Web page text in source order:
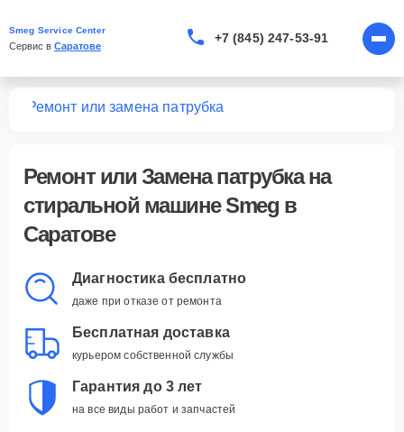
Smeg Service Center
Сервис в Саратове
+7 (845) 247-53-91
Ремонт или замена патрубка
Ремонт или Замена патрубкана
стиральной машине Smeg в
Саратове
Диагностика бесплатно
даже при отказе от ремонта
Бесплатная доставка
курьером собственной службы
Гарантия до 3 лет
на все виды работ и запчастей